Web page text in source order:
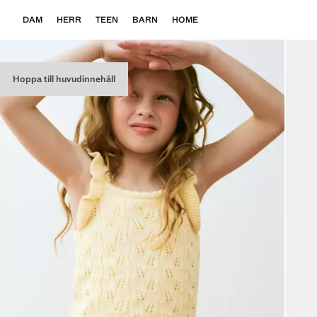
Hoppa till huvudinnehåll
DAM HERR TEEN BARN HOME